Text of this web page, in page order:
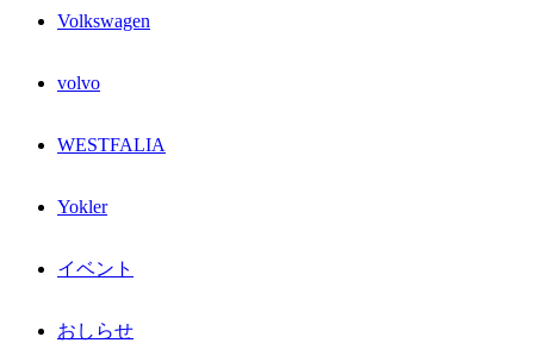
Volkswagen
volvo
WESTFALIA
Yokler
イベント
おしらせ